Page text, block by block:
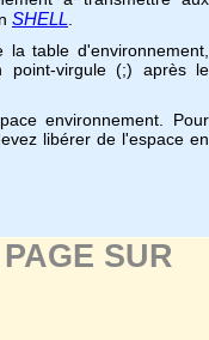
SHELL
table d'environnement,
point-virgule (;) après le
environnement. Pour
libérer de l'espace en
SUR